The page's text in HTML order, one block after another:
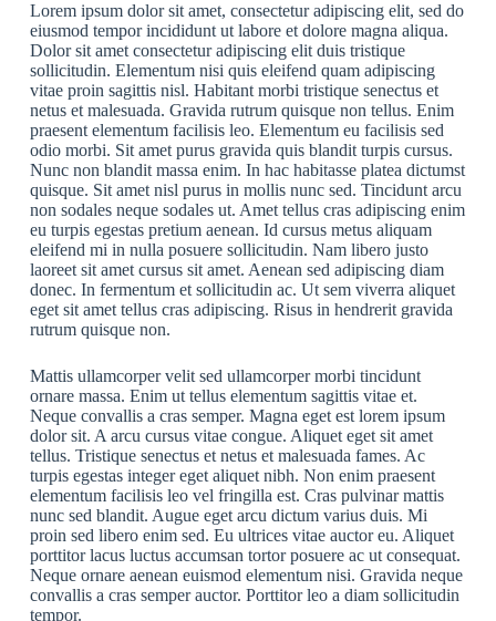
Lorem ipsum dolor sit amet, consectetur adipiscing elit, sed do
eiusmod tempor incididunt ut labore et dolore magna aliqua.
Dolor sit amet consectetur adipiscing elit duis tristique
sollicitudin. Elementum nisi quis eleifend quam adipiscing
vitae proin sagittis nisl. Habitant morbi tristique senectus et
netus et malesuada. Gravida rutrum quisque non tellus. Enim
praesent elementum facilisis leo. Elementum eu facilisis sed
odio morbi. Sit amet purus gravida quis blandit turpis cursus.
Nunc non blandit massa enim. In hac habitasse platea dictumst
quisque. Sit amet nisl purus in mollis nunc sed. Tincidunt arcu
non sodales neque sodales ut. Amet tellus cras adipiscing enim
eu turpis egestas pretium aenean. Id cursus metus aliquam
eleifend mi in nulla posuere sollicitudin. Nam libero justo
laoreet sit amet cursus sit amet. Aenean sed adipiscing diam
donec. In fermentum et sollicitudin ac. Ut sem viverra aliquet
eget sit amet tellus cras adipiscing. Risus in hendrerit gravida
rutrum quisque non.
Mattis ullamcorper velit sed ullamcorper morbi tincidunt
ornare massa. Enim ut tellus elementum sagittis vitae et.
Neque convallis a cras semper. Magna eget est lorem ipsum
dolor sit. A arcu cursus vitae congue. Aliquet eget sit amet
tellus. Tristique senectus et netus et malesuada fames. Ac
turpis egestas integer eget aliquet nibh. Non enim praesent
elementum facilisis leo vel fringilla est. Cras pulvinar mattis
nunc sed blandit. Augue eget arcu dictum varius duis. Mi
proin sed libero enim sed. Eu ultrices vitae auctor eu. Aliquet
porttitor lacus luctus accumsan tortor posuere ac ut consequat.
Neque ornare aenean euismod elementum nisi. Gravida neque
convallis a cras semper auctor. Porttitor leo a diam sollicitudin
tempor.